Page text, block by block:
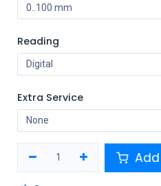
Reading
Extra Service